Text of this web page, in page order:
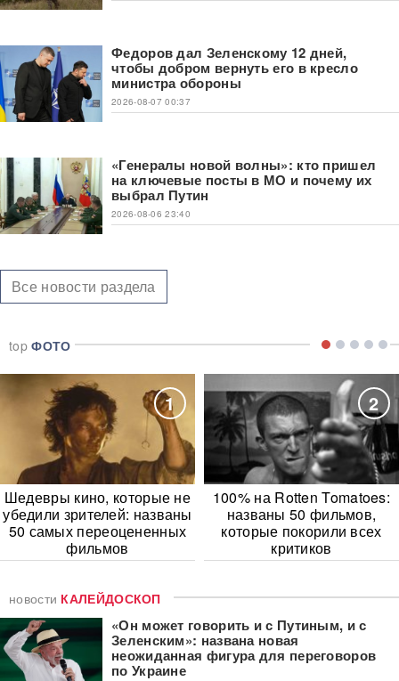
Федоров дал Зеленскому 12 дней,
чтобы добром вернуть его в кресло
министра обороны
2026-08-07 00:37
«Генералы новой волны»: кто пришел
на ключевые посты в МО и почему их
выбрал Путин
2026-08-06 23:40
Все новости раздела
topФОТО
1
Шедевры кино, которые не
убедили зрителей: названы
50 самых переоцененных
фильмов
2
100% на Rotten Tomatoes:
названы 50 фильмов,
которые покорили всех
критиков
новости КАЛЕЙДОСКОП
«Он может говорить и с Путиным, и с
Зеленским»: названа новая
неожиданная фигура для переговоров
по Украине